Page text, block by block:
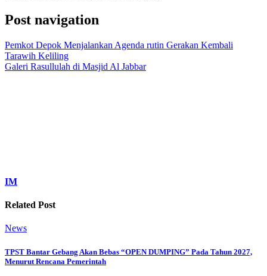
Post navigation
Pemkot Depok Menjalankan Agenda rutin Gerakan Kembali
Tarawih Keliling
Galeri Rasullulah di Masjid Al Jabbar
IM
Related Post
News
TPST Bantar Gebang Akan Bebas “OPEN DUMPING” Pada Tahun 2027,
Menurut Rencana Pemerintah